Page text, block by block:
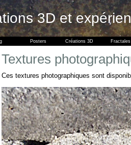
3D et
Posters Créations 3D Fractales
Textures
Ces textures photographiques sont